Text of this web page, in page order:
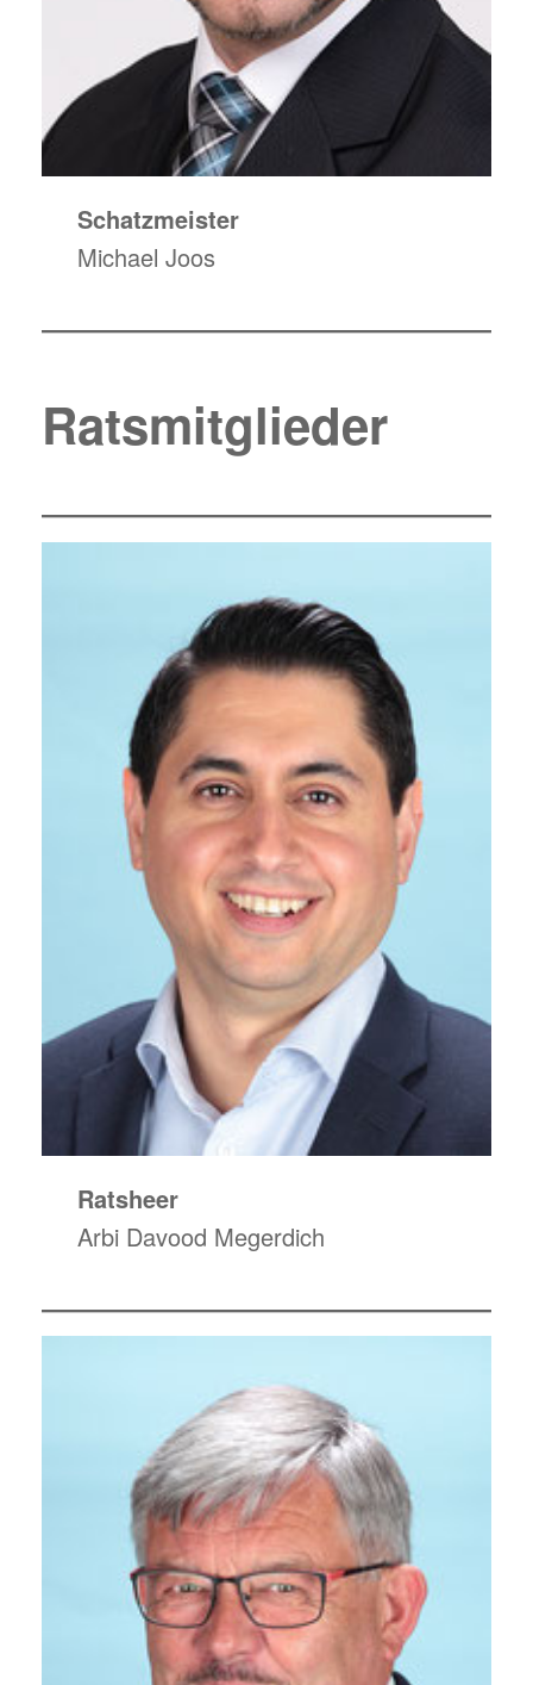
Schatzmeister
Michael Joos
Ratsmitglieder
Ratsheer
Arbi Davood Megerdich